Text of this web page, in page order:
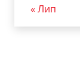
« Лип